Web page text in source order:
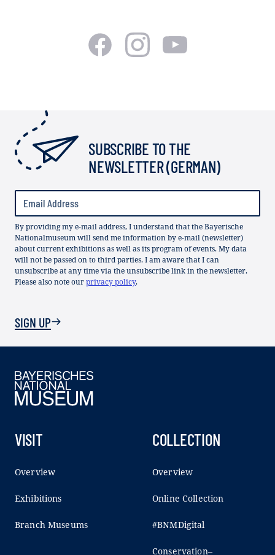
SUBSCRIBE TO THE
NEWSLETTER (GERMAN)
By providing my e-mail address, I understand that the Bayerische
Nationalmuseum will send me information by e-mail (newsletter)
about current exhibitions as well as its program of events. My data
will not be passed on to third parties. I am aware that I can
unsubscribe at any time via the unsubscribe link in the newsletter.
Please also note ourprivacy policy.
SIGN UP
VISIT
Overview
Exhibitions
Branch Museums
COLLECTION
Overview
Online Collection
#BNMDigital
Conservation–